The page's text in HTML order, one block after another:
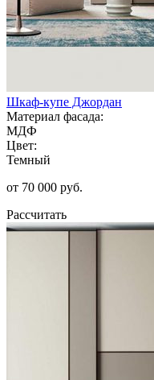
Шкаф-купе Джордан
Материал фасада:
МДФ
Цвет:
Темный
от 70 000 руб.
Рассчитать